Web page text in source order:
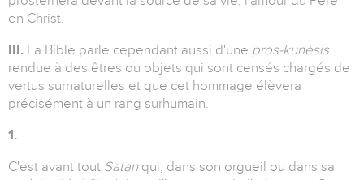
en Christ.
III. La Bible parle cependant aussi d'une pros-kunèsis
rendue à des êtres ou objets qui sont censés chargés de
vertus surnaturelles et que cet hommage élèvera
précisément à un rang surhumain.
1.
C'est avant tout Satan qui, dans son orgueil ou dans sa